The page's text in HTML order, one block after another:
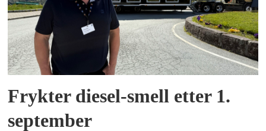
Frykter diesel-smell etter 1.
september